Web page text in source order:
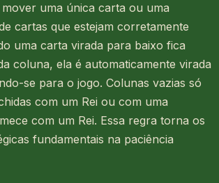
uma única carta ou uma
cartas que estejam corretamente
uma carta virada para baixo fica
coluna, ela é automaticamente virada
se para o jogo. Colunas vazias só
com um Rei ou com uma
com um Rei. Essa regra torna os
fundamentais na paciência